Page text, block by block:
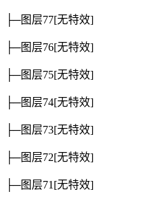
├─图层77[无特效]
├─图层76[无特效]
├─图层75[无特效]
├─图层74[无特效]
├─图层73[无特效]
├─图层72[无特效]
├─图层71 [无特效]